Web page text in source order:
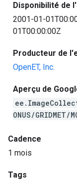
Disponibilité de
2001-01-
01T00:00:00Z
Producteur de
OpenET, Inc.
Aperçu de
ONUS/GRIDMET/
Cadence
1 mois
Tags